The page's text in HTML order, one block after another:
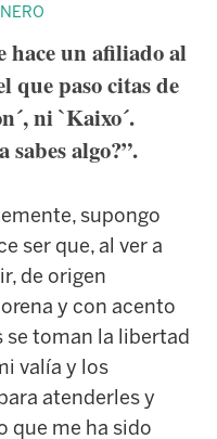
hace un afiliado al
que paso citas de
ni `Kaixo´.
algo?”.
supongo
ser que, al ver a
de origen
y con acento
se toman la libertad
valía y los
atenderles y
que me ha sido